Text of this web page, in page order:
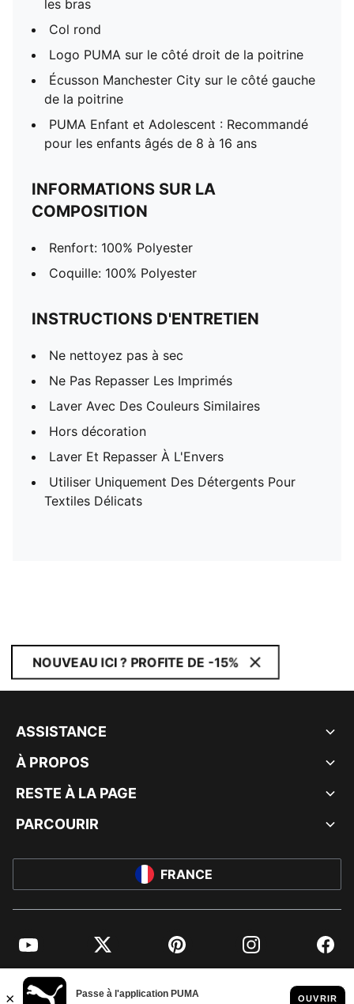
les bras
Col rond
Logo PUMA sur le côté droit de la poitrine
Écusson Manchester City sur le côté gauche
de la poitrine
PUMA Enfant et Adolescent : Recommandé
pour les enfants âgés de 8 à 16 ans
INFORMATIONS SUR LA
COMPOSITION
Renfort: 100% Polyester
Coquille: 100% Polyester
INSTRUCTIONS D'ENTRETIEN
Ne nettoyez pas à sec
Ne Pas Repasser Les Imprimés
Laver Avec Des Couleurs Similaires
Hors décoration
Laver Et Repasser À L'Envers
Utiliser Uniquement Des Détergents Pour
Textiles Délicats
NOUVEAU ICI ? PROFITE DE -15%
ASSISTANCE
À PROPOS
RESTE À LA PAGE
PARCOURIR
FRANCE
YouTube Twitter Pinterest Instagram
© PUMA EUROPE GMBH, 2026. TOUS DROITS RÉSERVÉS
MENTIONS ET DONNÉES LÉGALES